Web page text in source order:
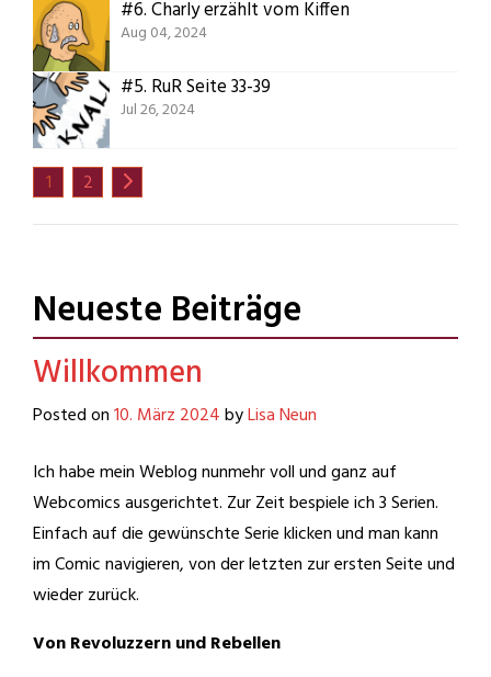
#6.Charly erzählt vom Kiffen
Aug 04, 2024
#5. RuR Seite 33-39
Jul 26, 2024
1 2
Neueste Beiträge
Willkommen
Posted on10. März 2024byLisa Neun
Ich habe mein Weblog nunmehr voll und ganz auf
Webcomics ausgerichtet. Zur Zeit bespiele ich 3 Serien.
Einfach auf die gewünschte Serie klicken und man kann
im Comic navigieren, von der letzten zur ersten Seite und
wieder zurück.
Von Revoluzzern und Rebellen